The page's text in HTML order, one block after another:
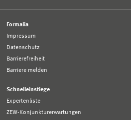
Formalia
Impressum
Datenschutz
Barrierefreiheit
Barriere melden
Schnelleinstiege
Expertenliste
ZEW-Konjunkturerwartungen